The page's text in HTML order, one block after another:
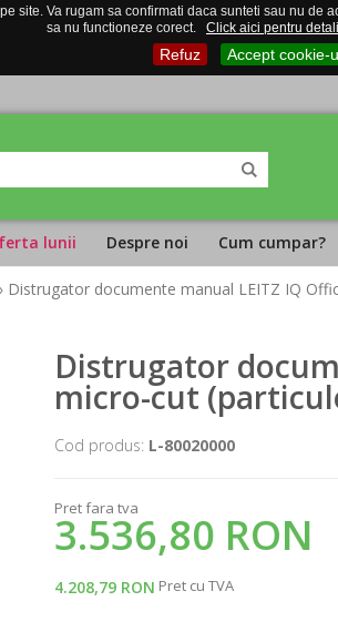
site. Va rugam sa confirmati daca sunteti sau nu
sa nu functioneze corect.
Click aici pentru
Refuz Accept cookie-
lunii Despre noi Cum cumpar?
Distrugator documente manual LEITZ IQ
Distrugator
micro-cut
Cod produs: L-80020000
Pret fara tva
3.536,80 RON
4.208,79 RON Pret cu TVA